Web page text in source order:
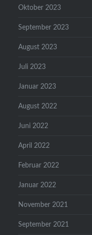
Oktober 2023
September 2023
August 2023
Juli 2023
Januar 2023
August 2022
Juni 2022
April 2022
Februar 2022
Januar 2022
November 2021
September 2021